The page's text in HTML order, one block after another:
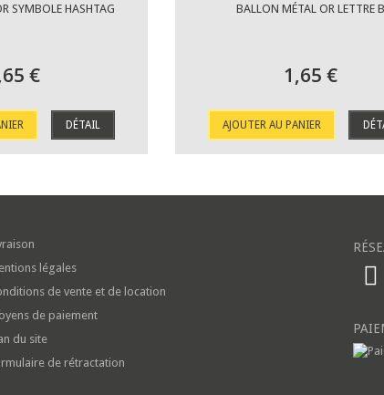
SYMBOLE HASHTAG
€
DÉTAIL
BALLON MÉTAL OR LETTRE B
1,65 €
AJOUTER AU PANIER
légales
de vente et de location
de paiement
du site
de rétractation